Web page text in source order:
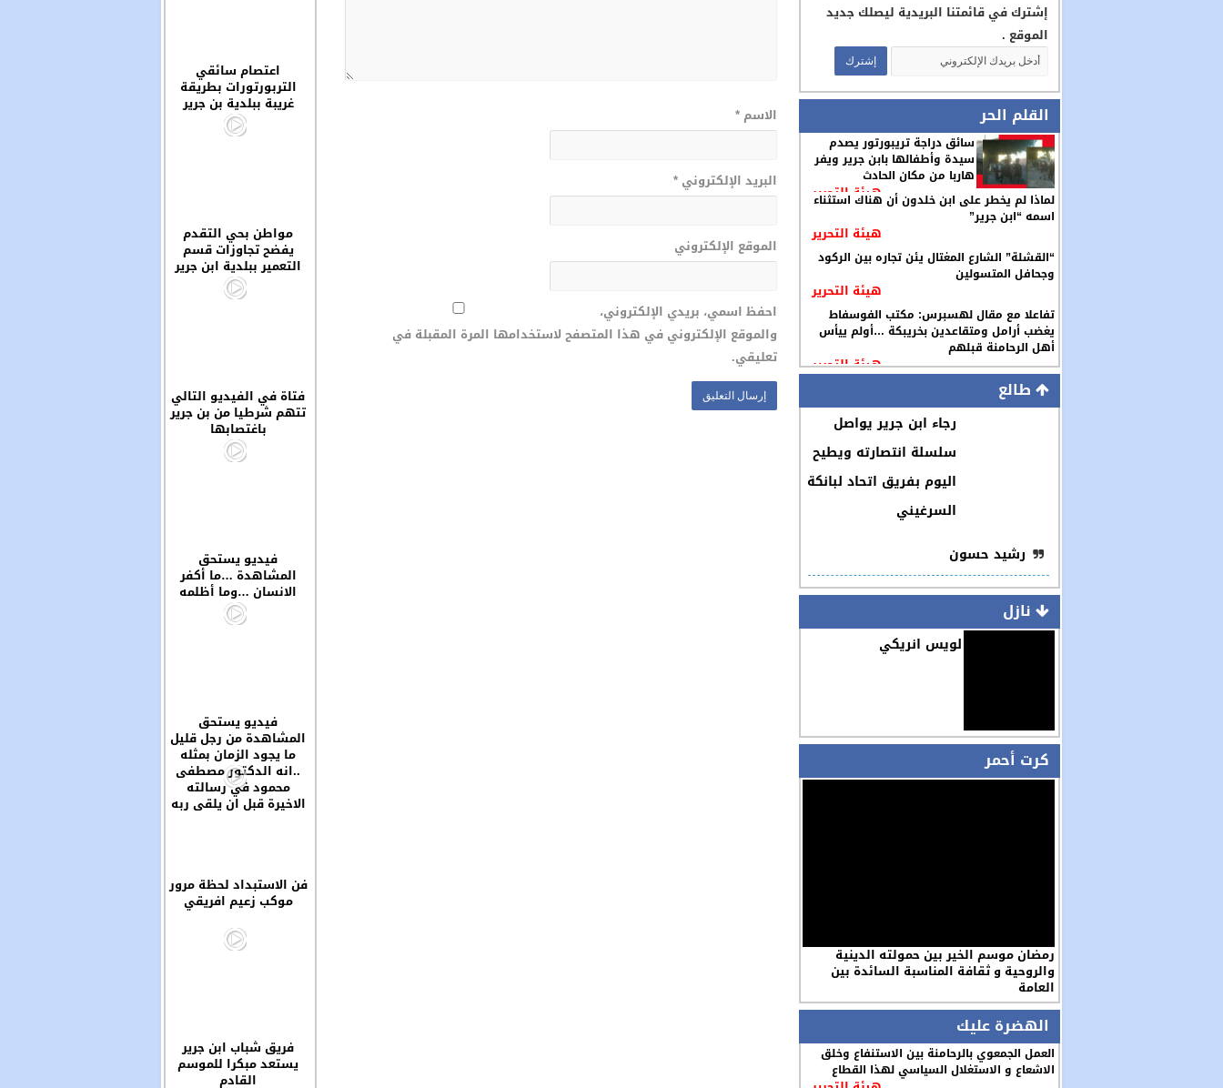
اعتصام سائقي
التربورتورات بطريقة
غريبة ببلدية بن جرير
مواطن بحي التقدم
يفضح تجاوزات قسم
التعمير ببلدية ابن جرير
فتاة في الفيديو التالي
تتهم شرطيا من بن جرير
باغتصابها
فيديو يستحق
المشاهدة …ما أكفر
الانسان …وما أظلمه
فيديو يستحق
المشاهدة من رجل قليل
ما يجود الزمان بمثله
..انه الدكتور مصطفى
محمود في رسالته
الاخيرة قبل ان يلقى ربه
فن الاستبداد لحظة مرور
موكب زعيم افريقي
فريق شباب ابن جرير
يستعد مبكرا للموسم
القادم
إشترك في قائمتنا البريدية ليصلك جديد
الموقع .
القلم الحر
سائق دراجة تريبورتور يصدم
سيدة وأطفالها بابن جرير ويفر
هاربا من مكان الحادث
هيئة التحرير
لماذا لم يخطر على ابن خلدون أن هناك استثناء
اسمه “ابن جرير”
هيئة التحرير
“القشلة” الشارع المغتال يئن تجاره بين الركود
وجحافل المتسولين
هيئة التحرير
تفاعلا مع مقال لهسبرس: مكتب الفوسفاط
يغضب أرامل ومتقاعدين بخريبكة …أولم ييأس
أهل الرحامنة قبلهم
هيئة التحرير
طالع
رجاء ابن جرير يواصل
سلسلة انتصارته ويطيح
اليوم بفريق اتحاد لبانكة
السرغيني
رشيد حسون
نازل
لويس انريكي
كرت أحمر
رمضان موسم الخير بين حمولته الدينية
والروحية و ثقافة المناسبة السائدة بين
العامة
الهضرة عليك
العمل الجمعوي بالرحامنة بين الاستنفاع وخلق
الاشعاع و الاستغلال السياسي لهذا القطاع
الاسم*
البريد الإلكتروني*
الموقع الإلكتروني
احفظ اسمي، بريدي الإلكتروني،
والموقع الإلكتروني في هذا المتصفح لاستخدامها المرة المقبلة في
تعليقي.